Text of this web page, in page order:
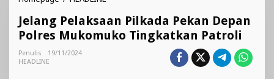
Pilkada
Pekan
Depan
Jelang Pelaksaan Pilkada Pekan Depan
Polres Mukomuko Tingkatkan Patroli
Penulis
19/11/2024
HEADLINE